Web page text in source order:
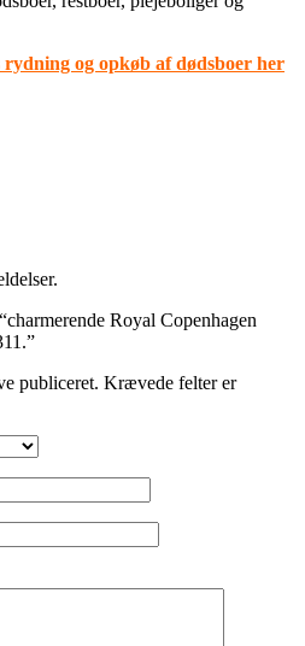
og opkøb af dødsboer her
Royal Copenhagen
publiceret. Krævede felter er